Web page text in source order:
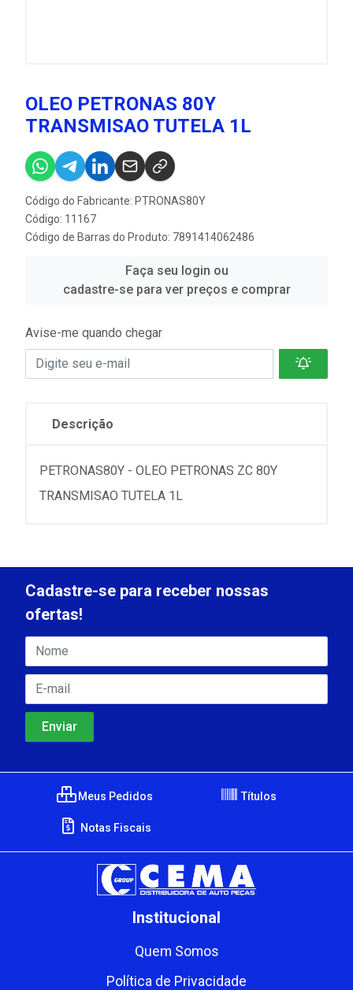
OLEO PETRONAS 80Y
TRANSMISAO TUTELA 1L
Código do Fabricante: PTRONAS80Y
Código: 11167
Código de Barras do Produto: 7891414062486
Faça seu login ou
cadastre-se para ver preços e comprar
Avise-me quando chegar
Descrição
PETRONAS80Y - OLEO PETRONAS ZC 80Y
TRANSMISAO TUTELA 1L
Cadastre-se para receber nossas
ofertas!
Meus Pedidos Títulos
Notas Fiscais
Institucional
Quem Somos
Política de Privacidade